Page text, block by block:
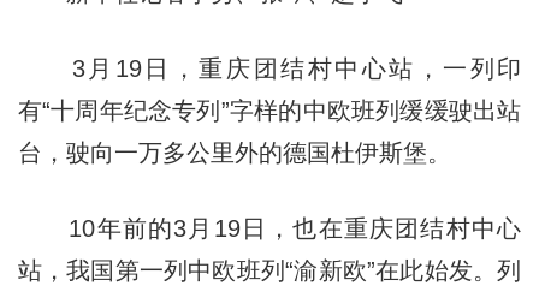
3月19日，重庆团结村中心站，一列印
有“十周年纪念专列”字样的中欧班列缓缓驶出站
台，驶向一万多公里外的德国杜伊斯堡。
10年前的3月19日，也在重庆团结村中心
站，我国第一列中欧班列“渝新欧”在此始发。列